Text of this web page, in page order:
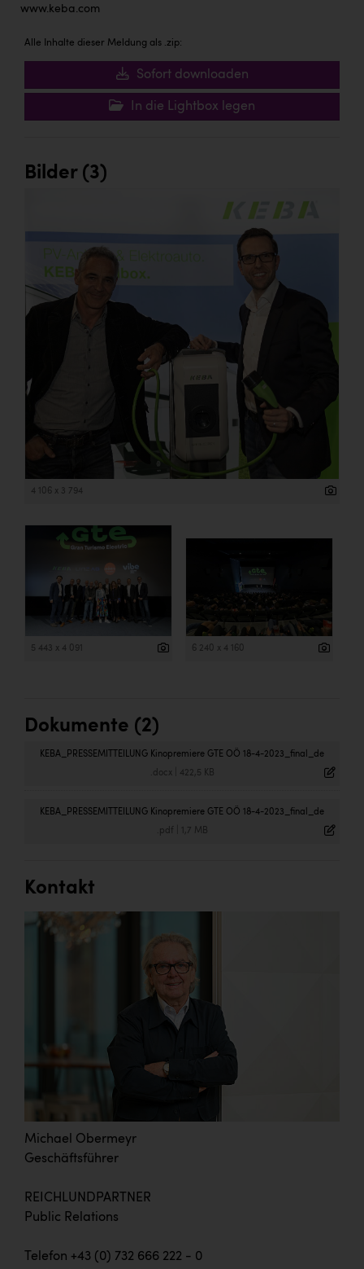
www.keba.com
Alle Inhalte dieser Meldung als .zip:
Sofort downloaden
In die Lightbox legen
Bilder (3)
4 106 x 3 794
5 443 x 4 091 6 240 x 4 160
Dokumente (2)
KEBA_PRESSEMITTEILUNG Kinopremiere GTE OÖ 18-4-2023_final_de
.docx| 422,5 KB
KEBA_PRESSEMITTEILUNG Kinopremiere GTE OÖ 18-4-2023_final_de
.pdf 1,7 MB
Kontakt
Michael Obermeyr
Geschäftsführer
REICHLUNDPARTNER
Public Relations
Telefon +43 (0) 732 666 222 - 0